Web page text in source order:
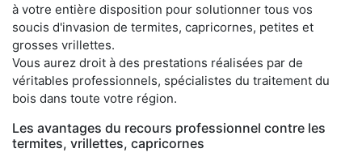
à votre entière disposition pour solutionner tous vos
soucis d'invasion de termites, capricornes, petites et
grosses vrillettes.
Vous aurez droit à des prestations réalisées par de
véritables professionnels, spécialistes du traitement du
bois dans toute votre région.
Les avantages du recours professionnel contre les
termites, vrillettes, capricornes